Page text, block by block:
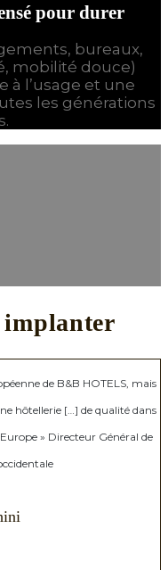
pour durer
bureaux,
mobilité douce)
à l’usage et une
les générations
implanter
de B&B HOTELS, mais
hôtellerie […] de qualité dans
» Directeur Général de